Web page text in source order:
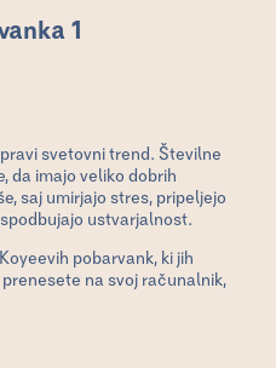
1
svetovni trend. Številne
da imajo veliko dobrih
saj umirjajo stres, pripeljejo
ustvarjalnost.
pobarvank, ki jih
na svoj računalnik,